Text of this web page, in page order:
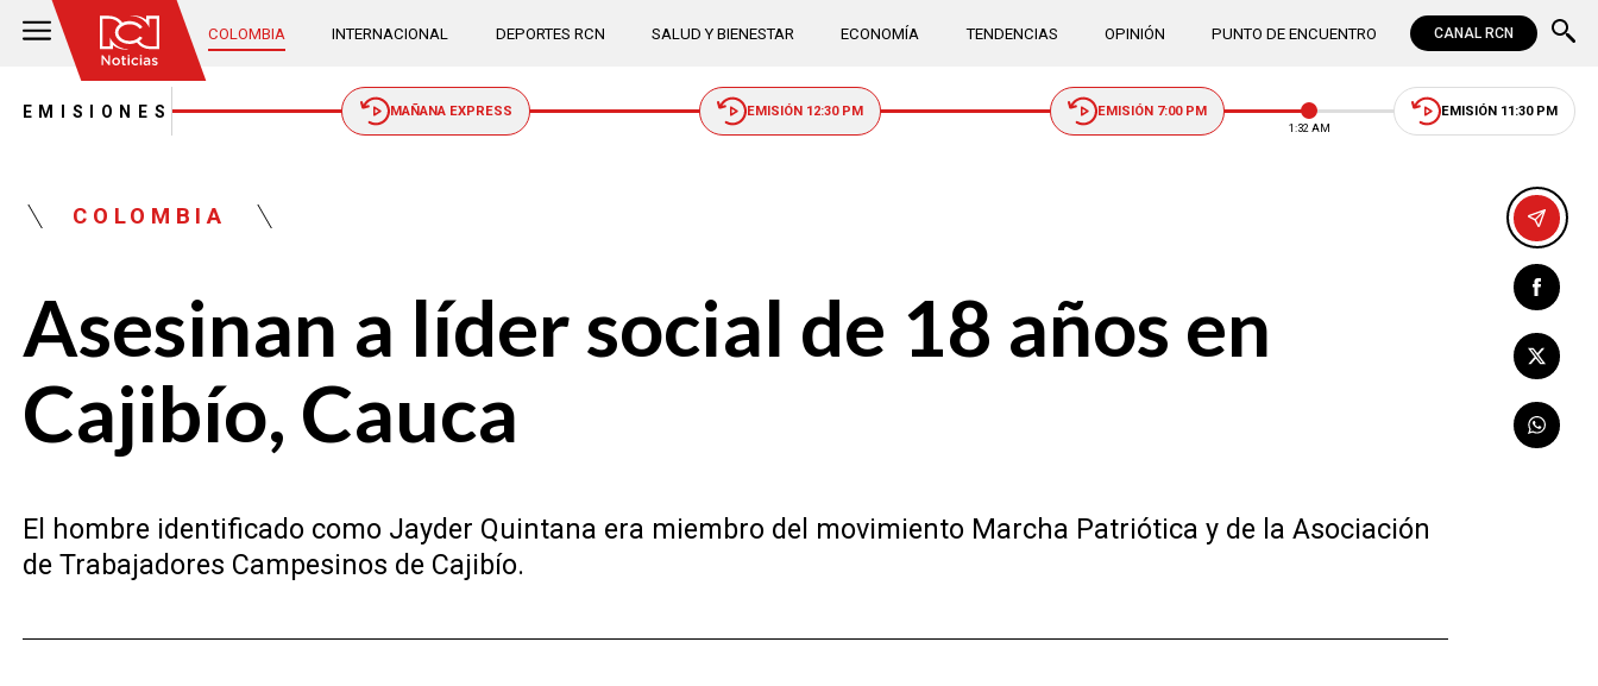
COLOMBIA INTERNACIONAL DEPORTES RCN SALUD Y BIENESTAR ECONOMÍA TENDENCIAS OPINIÓN PUNTO DE ENCUENTRO CANAL RCN
EMISIONES MAÑANA EXPRESS EMISIÓN 12:30 PM EMISIÓN 7:00 PM
1:32 AM
EMISIÓN 11:30 PM
COLOMBIA
Asesinan a líder social de 18 años en
Cajibío, Cauca
El hombre identificado como Jayder Quintana era miembro del movimiento Marcha Patriótica y de la Asociación
de Trabajadores Campesinos de Cajibío.